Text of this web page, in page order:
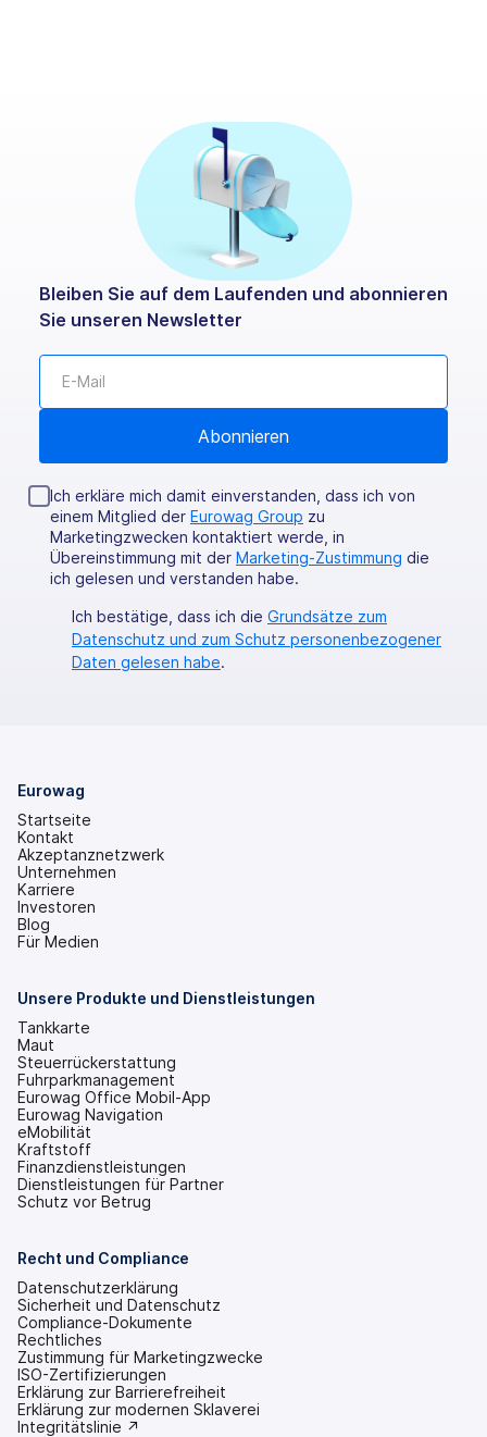
Bleiben Sie auf dem Laufenden und abonnieren
Sie unseren Newsletter
Ich erkläre mich damit einverstanden, dass ich von
einem Mitglied der Eurowag Group zu
Marketingzwecken kontaktiert werde, in
Übereinstimmung mit der Marketing-Zustimmung die
ich gelesen und verstanden habe.
Ich bestätige, dass ich die Grundsätze zum
Datenschutz und zum Schutz personenbezogener
Daten gelesen habe.
Eurowag
Startseite
Kontakt
Akzeptanznetzwerk
Unternehmen
Karriere
Investoren
(wird
in
Tab
Blog
Für Medien
Unsere Produkte und Dienstleistungen
Tankkarte
Maut
Steuerrückerstattung
Fuhrparkmanagement
Eurowag Office Mobil-App
Eurowag Navigation
eMobilität
Kraftstoff
Finanzdienstleistungen
Dienstleistungen für Partner
Schutz vor Betrug
Recht und Compliance
Datenschutzerklärung
Sicherheit und Datenschutz
Compliance-Dokumente
Rechtliches
Zustimmung für Marketingzwecke
ISO-Zertifizierungen
Erklärung zur Barrierefreiheit
(wird
in
Erklärung zur modernen Sklaverei
(wird
Integritätslinie ↗